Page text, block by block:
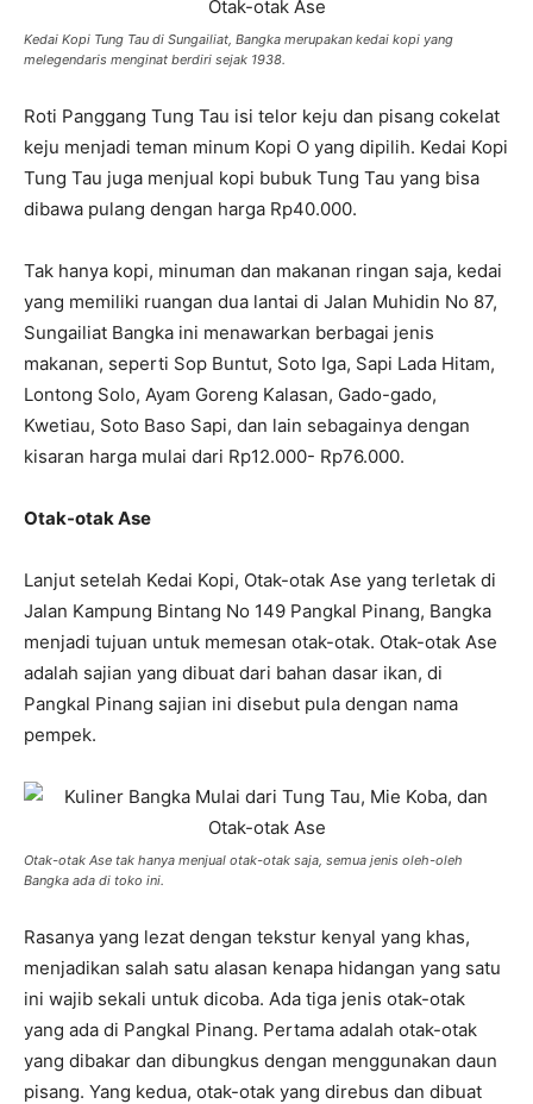
Kedai Kopi Tung Tau di Sungailiat, Bangka merupakan kedai kopi yang
melegendaris menginat berdiri sejak 1938.
Roti Panggang Tung Tau isi telor keju dan pisang cokelat
keju menjadi teman minum Kopi O yang dipilih. Kedai Kopi
Tung Tau juga menjual kopi bubuk Tung Tau yang bisa
dibawa pulang dengan harga Rp40.000.
Tak hanya kopi, minuman dan makanan ringan saja, kedai
yang memiliki ruangan dua lantai di Jalan Muhidin No 87,
Sungailiat Bangka ini menawarkan berbagai jenis
makanan, seperti Sop Buntut, Soto Iga, Sapi Lada Hitam,
Lontong Solo, Ayam Goreng Kalasan, Gado-gado,
Kwetiau, Soto Baso Sapi, dan lain sebagainya dengan
kisaran harga mulai dari Rp12.000- Rp76.000.
Otak-otak Ase
Lanjut setelah Kedai Kopi, Otak-otak Ase yang terletak di
Jalan Kampung Bintang No 149 Pangkal Pinang, Bangka
menjadi tujuan untuk memesan otak-otak. Otak-otak Ase
adalah sajian yang dibuat dari bahan dasar ikan, di
Pangkal Pinang sajian ini disebut pula dengan nama
pempek.
Otak-otak Ase tak hanya menjual otak-otak saja, semua jenis oleh-oleh
Bangka ada di toko ini.
Rasanya yang lezat dengan tekstur kenyal yang khas,
menjadikan salah satu alasan kenapa hidangan yang satu
ini wajib sekali untuk dicoba. Ada tiga jenis otak-otak
yang ada di Pangkal Pinang. Pertama adalah otak-otak
yang dibakar dan dibungkus dengan menggunakan daun
pisang. Yang kedua, otak-otak yang direbus dan dibuat